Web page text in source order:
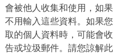
會被他人收集和使用，如
不用輸入這些資料。如果
取的個人資料時，可能會
告或垃圾郵件。請您諒解